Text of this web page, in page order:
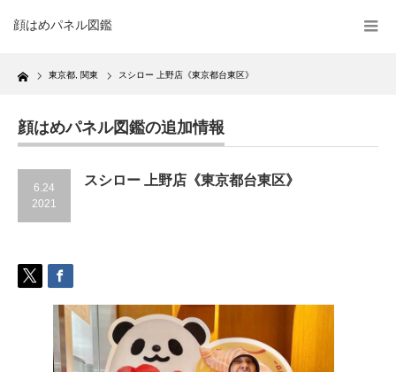
顔はめパネル図鑑
Home 東京都 関東 スシロー 上野店《東京都台東区》
顔はめパネル図鑑の追加情報
6.24
2021
スシロー 上野店《東京都台東区》